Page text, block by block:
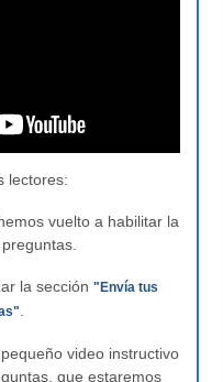
lectores:
vuelto a habilitar la
la sección "Envía tus
.
video instructivo
que estaremos